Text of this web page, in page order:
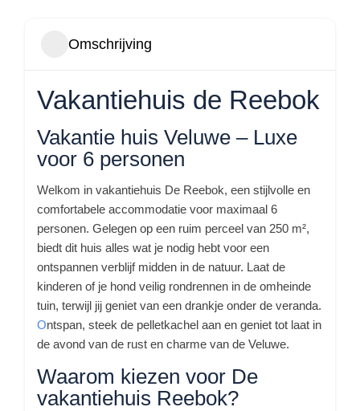
Omschrijving
Vakantiehuis de Reebok
Vakantie huis Veluwe – Luxe
voor 6 personen
Welkom in vakantiehuis De Reebok, een stijlvolle en
comfortabele accommodatie voor maximaal 6
personen. Gelegen op een ruim perceel van 250 m²,
biedt dit huis alles wat je nodig hebt voor een
ontspannen verblijf midden in de natuur. Laat de
kinderen of je hond veilig rondrennen in de omheinde
tuin, terwijl jij geniet van een drankje onder de veranda.
Ontspan, steek de pelletkachel aan en geniet tot laat in
de avond van de rust en charme van de Veluwe.
Waarom kiezen voor De
vakantiehuis Reebok?